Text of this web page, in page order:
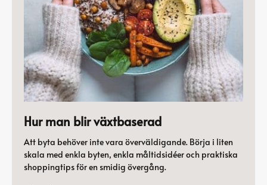
Hur man blir växtbaserad
Att byta behöver inte vara överväldigande. Börja i liten
skala med enkla byten, enkla måltidsidéer och praktiska
shoppingtips för en smidig övergång.